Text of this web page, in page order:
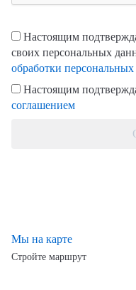
Настоящим
своих персональных
обработки
Настоящим
соглашением
Мы на карте
Стройте маршрут